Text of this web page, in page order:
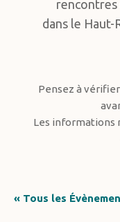
dans le Haut-
Pensez à
Les informations
« Tous les